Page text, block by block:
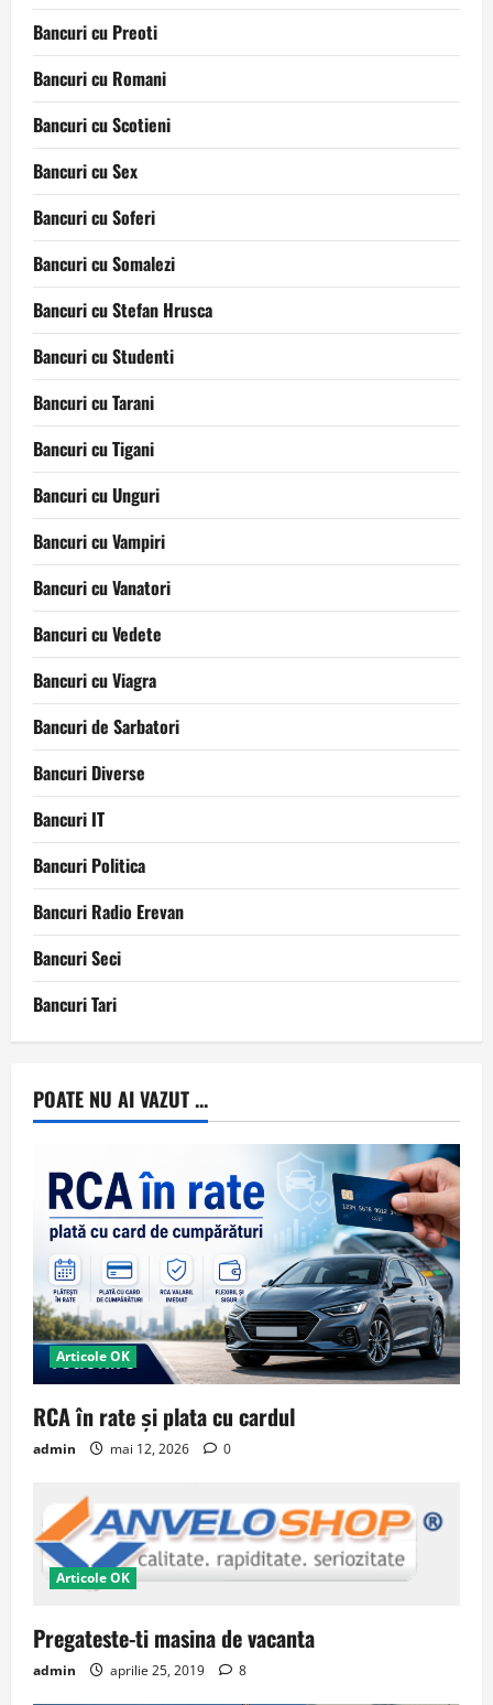
Bancuri cu Preoti
Bancuri cu Romani
Bancuri cu Scotieni
Bancuri cu Sex
Bancuri cu Soferi
Bancuri cu Somalezi
Bancuri cu Stefan Hrusca
Bancuri cu Studenti
Bancuri cu Tarani
Bancuri cu Tigani
Bancuri cu Unguri
Bancuri cu Vampiri
Bancuri cu Vanatori
Bancuri cu Vedete
Bancuri cu Viagra
Bancuri de Sarbatori
Bancuri Diverse
Bancuri IT
Bancuri Politica
Bancuri Radio Erevan
Bancuri Seci
Bancuri Tari
POATE NU AI VAZUT ...
Articole OK
RCA în rate și plata cu cardul
admin mai 12, 2026 0
Articole OK
Pregateste-ti masina de vacanta
admin aprilie 25, 2019 8